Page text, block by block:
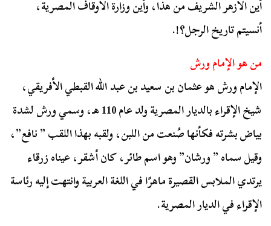
أين الأزهر الشريف من هذا، وأين وزارة الأوقاف المصرية،
أنسيتم تاريخ الرجل؟!.
من هو الإمام ورش
الإمام ورش هو عثمان بن سعيد بن عبد الله القبطي الأفريقي،
شيخ الإقراء بالديار المصرية ولد عام 110 هـ، وسمي ورش لشدة
بياض بشرته فكأنها صُنعت من اللبن، ولقبه بهذا اللقب ” نافع”،
وقيل سماه ” ورشان” وهو اسم طائر، كان أشقر، عيناه زرقاء
يرتدي الملابس القصيرة ماهرًا في اللغة العربية وانتهت إليه رئاسة
الإقراء في الديار المصرية.